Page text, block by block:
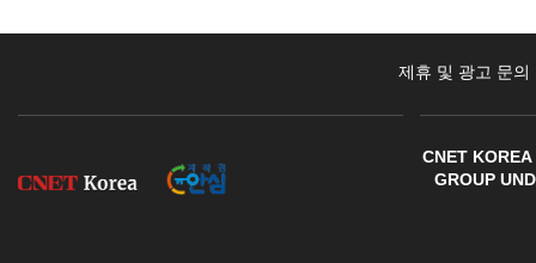
제휴 및 광고 문의
CNET
GROUP